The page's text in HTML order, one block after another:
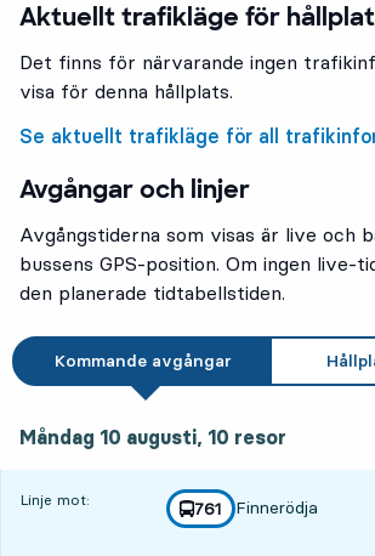
Aktuellt trafikläge för
Det finns för närvarande ingen
visa för denna hållplats.
Se aktuellt trafikläge för all
Avgångar och linjer
Avgångstiderna som visas är live och
bussens GPS-position. Om ingen live-
den planerade tidtabellstiden.
Kommande avgångar
Måndag 10 augusti, 10 resor
Linje mot: linje
761
mot
Finnerödja
,